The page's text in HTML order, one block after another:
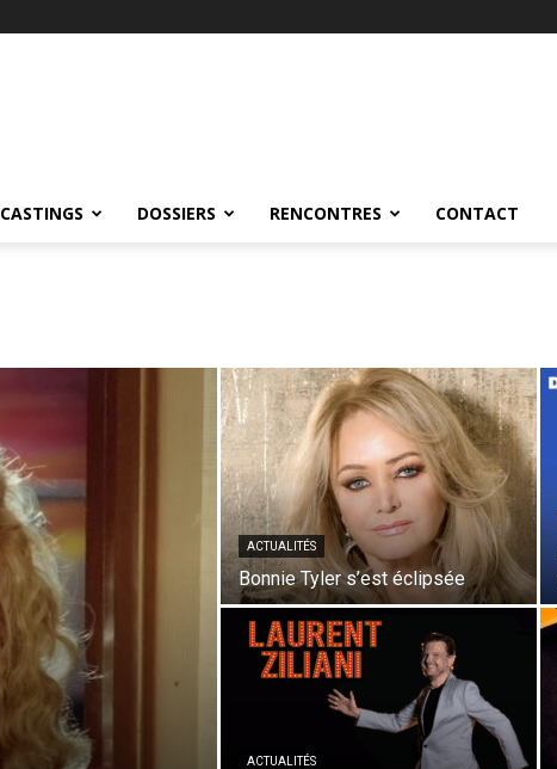
CASTINGS DOSSIERS RENCONTRES CONTACT
ACTUALITÉS
Bonnie Tyler s’est éclipsée
ACTUALITÉS